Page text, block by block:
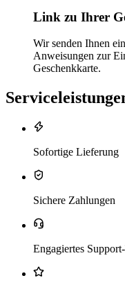
Link zu Ihrer
Wir senden Ihnen
Anweisungen zur
Geschenkkarte.
Sofortige Lieferung
Sichere Zahlungen
Engagiertes